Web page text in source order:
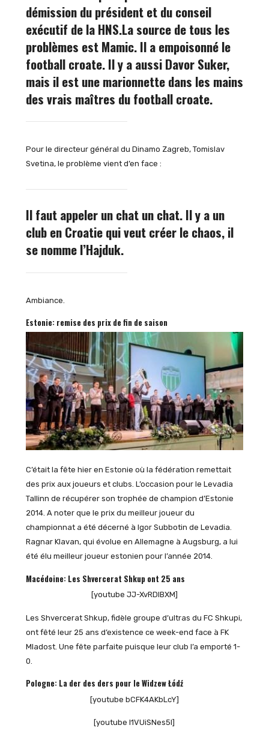
démission du président et du conseil
exécutif de la HNS.La source de tous les
problèmes est Mamic. Il a empoisonné le
football croate. Il y a aussi Davor Suker,
mais il est une marionnette dans les mains
des vrais maîtres du football croate.
Pour le directeur général du Dinamo Zagreb, Tomislav
Svetina, le problème vient d’en face :
Il faut appeler un chat un chat. Il y a un
club en Croatie qui veut créer le chaos, il
se nomme l’Hajduk.
Ambiance.
Estonie: remise des prix de fin de saison
C’était la fête hier en Estonie où la fédération remettait
des prix aux joueurs et clubs. L’occasion pour le Levadia
Tallinn de récupérer son trophée de champion d’Estonie
2014. A noter que le prix du meilleur joueur du
championnat a été décerné à Igor Subbotin de Levadia.
Ragnar Klavan, qui évolue en Allemagne à Augsburg, a lui
été élu meilleur joueur estonien pour l’année 2014.
Macédoine: Les Shvercerat Shkup ont 25 ans
[youtube JJ-XvRDIBXM]
Les Shvercerat Shkup, fidèle groupe d’ultras du FC Shkupi,
ont fêté leur 25 ans d’existence ce week-end face à FK
Mladost. Une fête parfaite puisque leur club l’a emporté 1-
0.
Pologne: La der des ders pour le Widzew Łódź
[youtube bCFK4AKbLcY]
[youtube l1VUiSNes5I]